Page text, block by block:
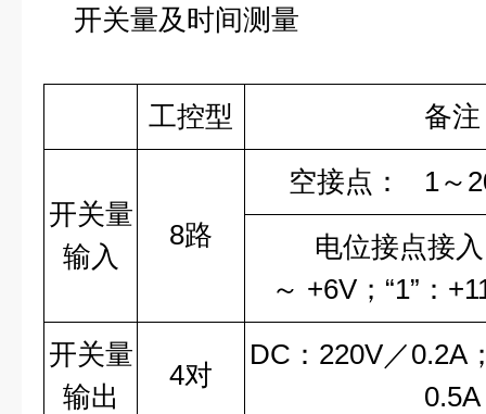
开关量及时间测量
工控型 备注
开关量
输入
8路
空接点： 1～
电位接点接入
～ +6V；“1”：
开关量
输出
4对
DC：220V／0.2A
0.5A